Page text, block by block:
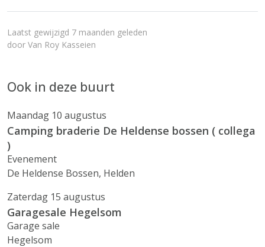
Laatst gewijzigd 7 maanden geleden
door Van Roy Kasseien
Ook in deze buurt
Maandag 10 augustus
Camping braderie De Heldense bossen ( collega
)
Evenement
De Heldense Bossen, Helden
Zaterdag 15 augustus
Garagesale Hegelsom
Garage sale
Hegelsom